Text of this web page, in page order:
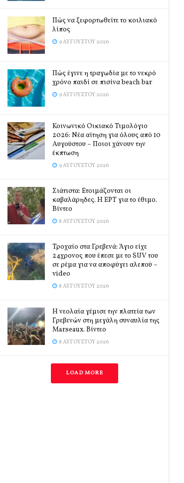
Πώς να ξεφορτωθείτε το κοιλιακό
λίπος
9 ΑΥΓΟΎΣΤΟΥ 2026
Πώς έγινε η τραγωδία με το νεκρό
χρόνο παιδί σε πισίνα beach bar
9 ΑΥΓΟΎΣΤΟΥ 2026
Κοινωνικό Οικιακό Τιμολόγιο
2026: Νέα αίτηση για όλους από 10
Αυγούστου – Ποιοι χάνουν την
έκπτωση
9 ΑΥΓΟΎΣΤΟΥ 2026
Σιάτιστα: Ετοιμάζονται οι
καβαλάρηδες. Η ΕΡΤ για το έθιμο.
Βίντεο
8 ΑΥΓΟΎΣΤΟΥ 2026
Τροχαίο στα Γρεβενά: Άγιο είχε
24χρονος που έπεσε με το SUV του
σε ρέμα για να αποφύγει αλεπού –
video
8 ΑΥΓΟΎΣΤΟΥ 2026
Η νεολαία γέμισε την πλατεία των
Γρεβενών στη μεγάλη συναυλία της
Marseaux. Βίντεο
8 ΑΥΓΟΎΣΤΟΥ 2026
LOAD MORE